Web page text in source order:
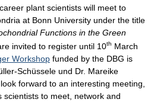
plant scientists will meet to
at Bonn University under the title
Functions in the Green
invited to register until 10th March
Workshop funded by the DBG is
Schüssele und Dr. Mareike
forward to an interesting meeting,
scientists to meet, network and